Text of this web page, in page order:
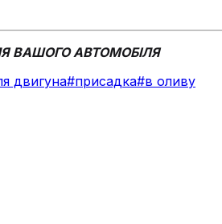
ВАШОГО АВТОМОБІЛЯ
двигуна#присадка#в оливу